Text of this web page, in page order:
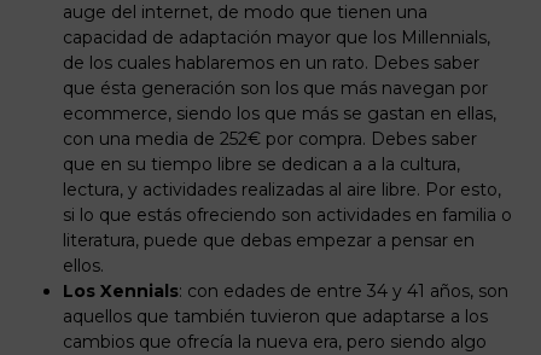
auge del internet, de modo que tienen una
capacidad de adaptación mayor que los Millennials,
de los cuales hablaremos en un rato. Debes saber
que ésta generación son los que más navegan por
ecommerce, siendo los que más se gastan en ellas,
con una media de 252€ por compra. Debes saber
que en su tiempo libre se dedican a a la cultura,
lectura, y actividades realizadas al aire libre. Por esto,
si lo que estás ofreciendo son actividades en familia o
literatura, puede que debas empezar a pensar en
ellos.
Los Xennials: con edades de entre 34 y 41 años, son
aquellos que también tuvieron que adaptarse a los
cambios que ofrecía la nueva era, pero siendo algo